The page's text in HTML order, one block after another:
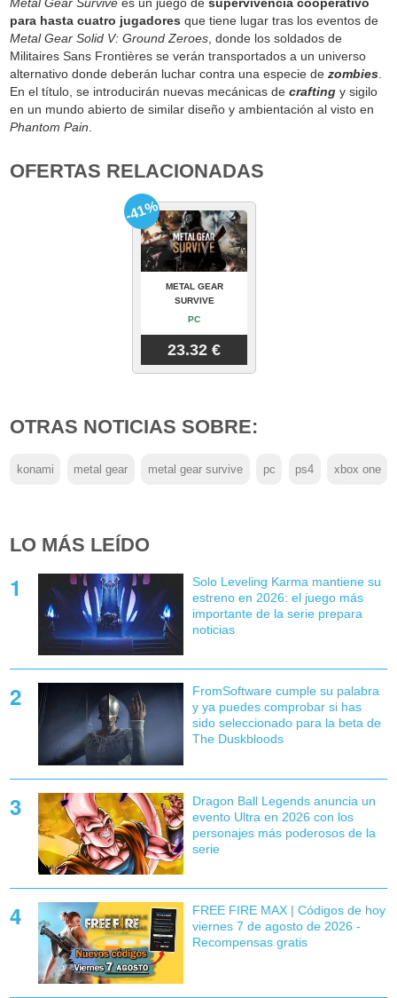
para hasta cuatro jugadores que tiene lugar tras los eventos de
Metal Gear Solid V: Ground Zeroes , donde los soldados de
Militaires Sans Frontières se verán transportados a un universo
alternativo donde deberán luchar contra una especie dezombies
En el título, se introducirán nuevas mecánicas decrafting y sigilo
en un mundo abierto de similar diseño y ambientación al visto en
Phantom Pain
OFERTAS RELACIONADAS
METAL GEAR
SURVIVE
PC
23.32 €
-41%
OTRAS NOTICIAS SOBRE:
konami metal gear metal gear survive pc ps4 xbox one
LO MÁS LEÍDO
Solo Leveling Karma mantiene su
estreno en 2026: el juego más
importante de la serie prepara
noticias
FromSoftware cumple su palabra
y ya puedes comprobar si has
sido seleccionado para la beta de
The Duskbloods
Dragon Ball Legends anuncia un
evento Ultra en 2026 con los
personajes más poderosos de la
serie
FREE FIRE MAX | Códigos de hoy
viernes 7 de agosto de 2026 -
Recompensas gratis